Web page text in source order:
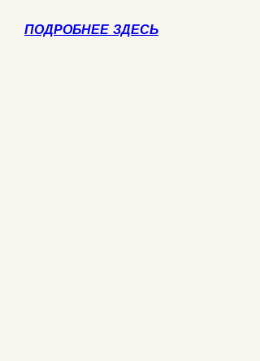
ПОДРОБНЕЕ ЗДЕСЬ